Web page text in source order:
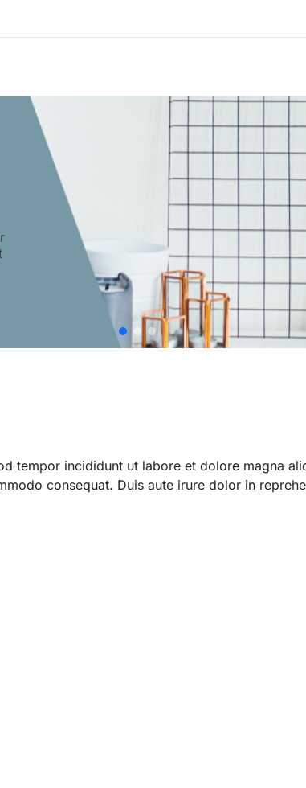
tempor incididunt ut labore et dolore magna
consequat. Duis aute irure dolor in